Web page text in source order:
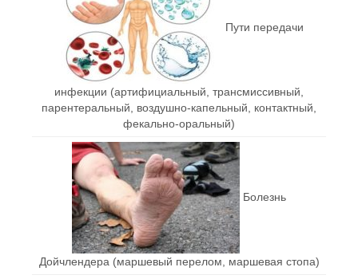
Пути передачи
инфекции (артифициальный, трансмиссивный,
парентеральный, воздушно-капельный, контактный,
фекально-оральный)
Болезнь
Дойчлендера (маршевый перелом, маршевая стопа)